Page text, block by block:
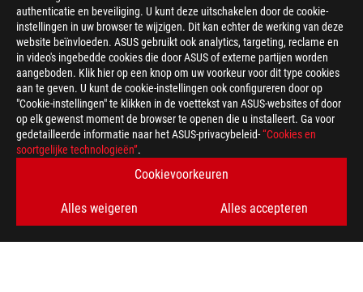
authenticatie en beveiliging. U kunt deze uitschakelen door de cookie-
instellingen in uw browser te wijzigen. Dit kan echter de werking van deze
website beïnvloeden. ASUS gebruikt ook analytics, targeting, reclame en
in video's ingebedde cookies die door ASUS of externe partijen worden
aangeboden. Klik hier op een knop om uw voorkeur voor dit type cookies
aan te geven. U kunt de cookie-instellingen ook configureren door op
"Cookie-instellingen" te klikken in de voettekst van ASUS-websites of door
op elk gewenst moment de browser te openen die u installeert. Ga voor
gedetailleerde informatie naar het ASUS-privacybeleid-“Cookies en
soortgelijke technologieën”.
Cookievoorkeuren
Alles weigeren Alles accepteren